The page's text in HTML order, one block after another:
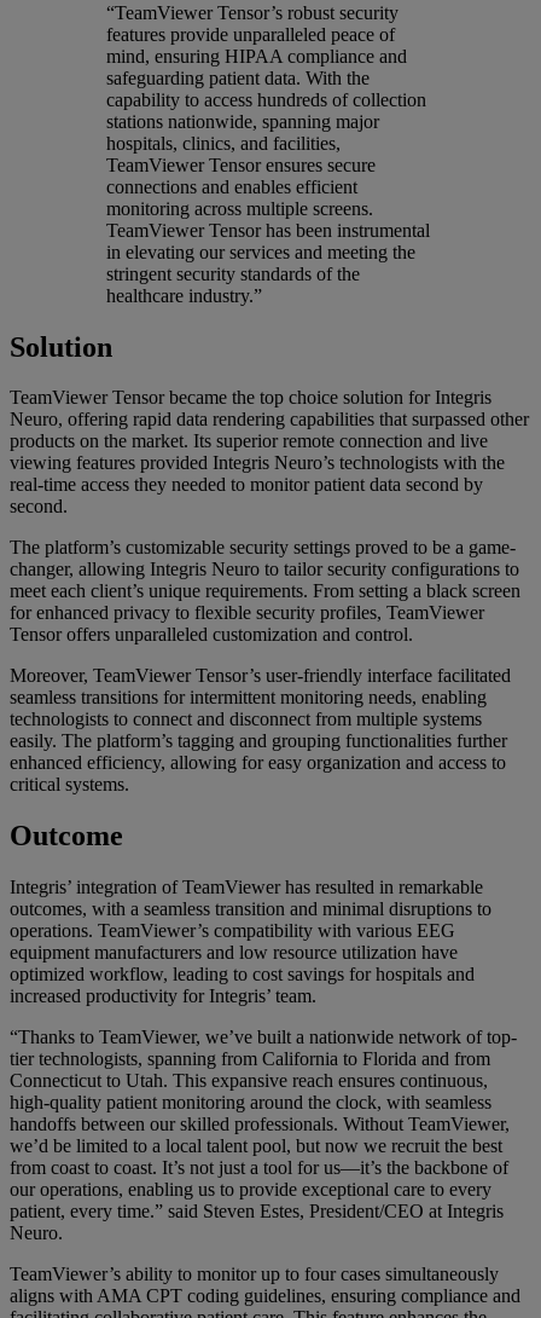
“TeamViewer Tensor’s robust security
features provide unparalleled peace of
mind, ensuring HIPAA compliance and
safeguarding patient data. With the
capability to access hundreds of collection
stations nationwide, spanning major
hospitals, clinics, and facilities,
TeamViewer Tensor ensures secure
connections and enables efficient
monitoring across multiple screens.
TeamViewer Tensor has been instrumental
in elevating our services and meeting the
stringent security standards of the
healthcare industry.”
Solution
TeamViewer Tensor became the top choice solution for Integris
Neuro, offering rapid data rendering capabilities that surpassed other
products on the market. Its superior remote connection and live
viewing features provided Integris Neuro’s technologists with the
real-time access they needed to monitor patient data second by
second.
The platform’s customizable security settings proved to be a game-
changer, allowing Integris Neuro to tailor security configurations to
meet each client’s unique requirements. From setting a black screen
for enhanced privacy to flexible security profiles, TeamViewer
Tensor offers unparalleled customization and control.
Moreover, TeamViewer Tensor’s user-friendly interface facilitated
seamless transitions for intermittent monitoring needs, enabling
technologists to connect and disconnect from multiple systems
easily. The platform’s tagging and grouping functionalities further
enhanced efficiency, allowing for easy organization and access to
critical systems.
Outcome
Integris’ integration of TeamViewer has resulted in remarkable
outcomes, with a seamless transition and minimal disruptions to
operations. TeamViewer’s compatibility with various EEG
equipment manufacturers and low resource utilization have
optimized workflow, leading to cost savings for hospitals and
increased productivity for Integris’ team.
“Thanks to TeamViewer, we’ve built a nationwide network of top-
tier technologists, spanning from California to Florida and from
Connecticut to Utah. This expansive reach ensures continuous,
high-quality patient monitoring around the clock, with seamless
handoffs between our skilled professionals. Without TeamViewer,
we’d be limited to a local talent pool, but now we recruit the best
from coast to coast. It’s not just a tool for us—it’s the backbone of
our operations, enabling us to provide exceptional care to every
patient, every time.” said Steven Estes, President/CEO at Integris
Neuro.
TeamViewer’s ability to monitor up to four cases simultaneously
aligns with AMA CPT coding guidelines, ensuring compliance and